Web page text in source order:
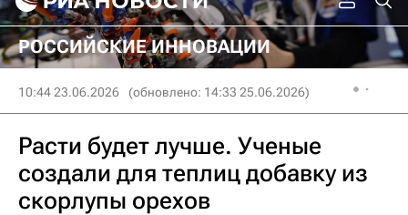
РОССИЙСКИЕ ИННОВАЦИИ
10:44 23.06.2026 (обновлено: 14:33 25.06.2026)
Расти будет лучше. Ученые
создали для теплиц добавку из
скорлупы орехов